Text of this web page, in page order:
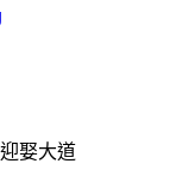
娶大道